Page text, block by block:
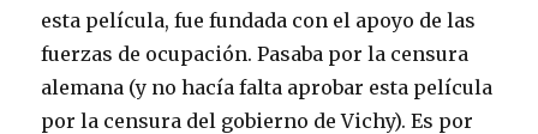
esta película, fue fundada con el apoyo de las
fuerzas de ocupación. Pasaba por la censura
alemana (y no hacía falta aprobar esta película
por la censura del gobierno de Vichy). Es por